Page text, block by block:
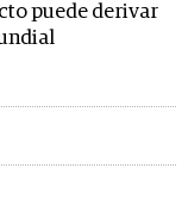
puede derivar